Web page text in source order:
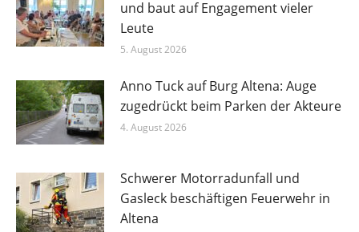
und baut auf Engagement vieler
Leute
5. August 2026
Anno Tuck auf Burg Altena: Auge
zugedrückt beim Parken der Akteure
4. August 2026
Schwerer Motorradunfall und
Gasleck beschäftigen Feuerwehr in
Altena